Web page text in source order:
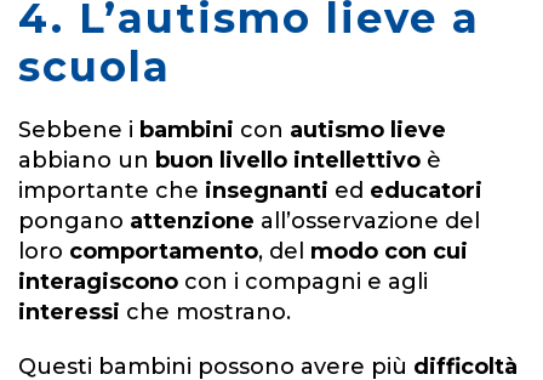
4. L’autismo lieve a
scuola
Sebbene i bambini con autismo lieve
abbiano un buon livello intellettivo è
importante che insegnanti ed educatori
pongano attenzione all’osservazione del
loro comportamento, del modo con cui
interagiscono con i compagni e agli
interessi che mostrano.
Questi bambini possono avere più difficoltà